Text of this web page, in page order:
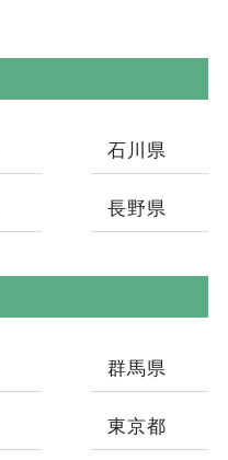
石川県
長野県
群馬県
東京都